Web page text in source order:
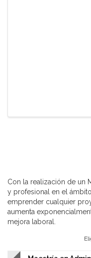
Con la realización de un
y profesional en el
emprender cualquier
aumenta
mejora laboral.